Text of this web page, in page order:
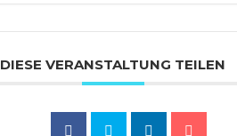
DIESE VERANSTALTUNG TEILEN